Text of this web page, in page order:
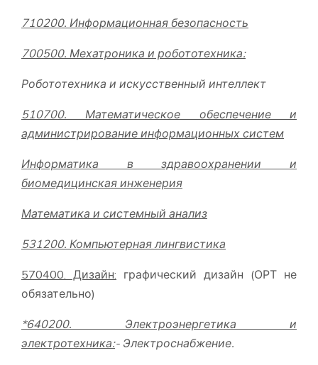
710200. Информационная безопасность
700500. Мехатроника и робототехника:
Робототехника и искусственный интеллект
510700. Математическое обеспечение и
администрирование информационных систем
Информатика в здравоохранении и
биомедицинская инженерия
Математика и системный анализ
531200. Компьютерная лингвистика
570400. Дизайн: графический дизайн (ОРТ не
обязательно)
*640200. Электроэнергетика и
электротехника:- Электроснабжение.